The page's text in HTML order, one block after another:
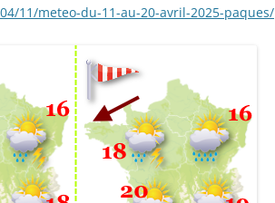
11/meteo-du-11-au-20-avril-2025-paques/